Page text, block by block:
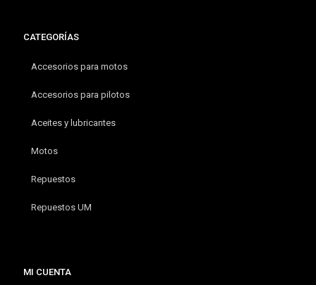
CATEGORÍAS
Accesorios para motos
Accesorios para pilotos
Aceites y lubricantes
Motos
Repuestos
Repuestos UM
MI CUENTA